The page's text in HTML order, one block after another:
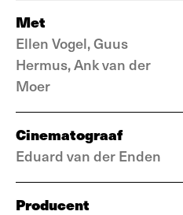
Met
Ellen Vogel, Guus
Hermus, Ank van der
Moer
Cinematograaf
Eduard van der Enden
Producent